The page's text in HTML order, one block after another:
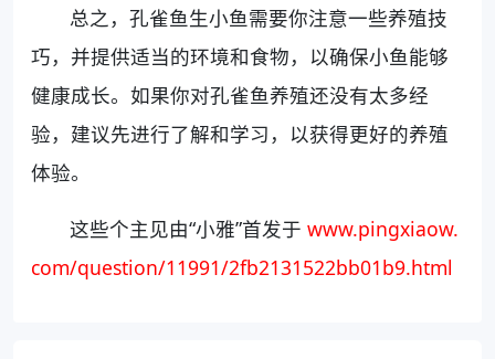
总之，孔雀鱼生小鱼需要你注意一些养殖技
巧，并提供适当的环境和食物，以确保小鱼能够
健康成长。如果你对孔雀鱼养殖还没有太多经
验，建议先进行了解和学习，以获得更好的养殖
体验。
这些个主见由“小雅”首发于www.pingxiaow.
com/question/11991/2fb2131522bb01b9.html